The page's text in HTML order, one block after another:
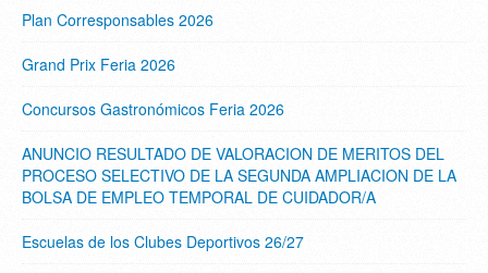
Plan Corresponsables 2026
Grand Prix Feria 2026
Concursos Gastronómicos Feria 2026
ANUNCIO RESULTADO DE VALORACION DE MERITOS DEL
PROCESO SELECTIVO DE LA SEGUNDA AMPLIACION DE LA
BOLSA DE EMPLEO TEMPORAL DE CUIDADOR/A
Escuelas de los Clubes Deportivos 26/27